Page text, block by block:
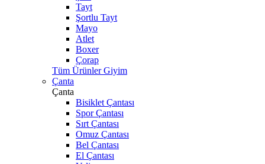
Tayt
Şortlu Tayt
Mayo
Atlet
Boxer
Çorap
Tüm Ürünler Giyim
Çanta
Çanta
Bisiklet Çantası
Spor Çantası
Sırt Çantası
Omuz Çantası
Bel Çantası
El Çantası